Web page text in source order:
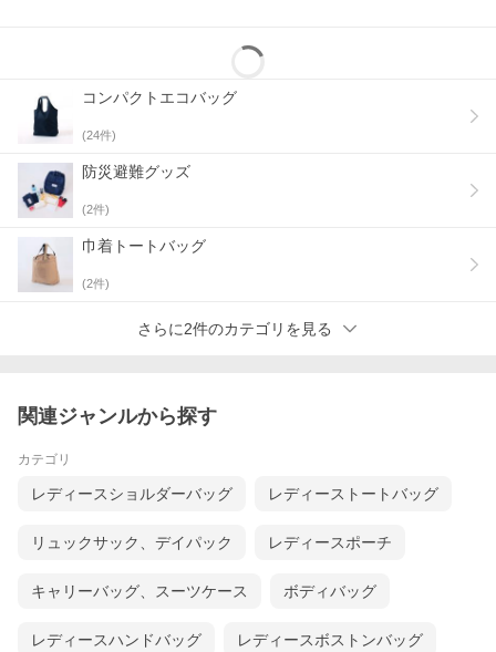
コンパクトエコバッグ
(24件)
防災避難グッズ
(2件)
巾着トートバッグ
(2件)
さらに2件のカテゴリを見る
関連ジャンルから探す
カテゴリ
レディースショルダーバッグ レディーストートバッグ
リュックサック、デイパック レディースポーチ
キャリーバッグ、スーツケース ボディバッグ
レディースハンドバッグ レディースボストンバッグ